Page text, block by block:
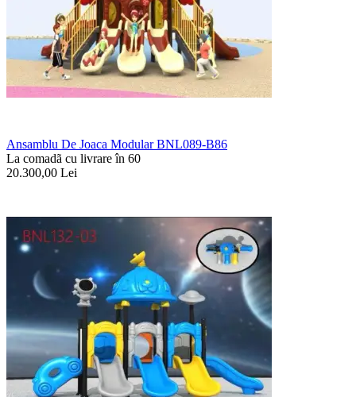
Ansamblu De Joaca Modular BNL089-B86
La comadã cu livrare în 60
20.300,00 Lei